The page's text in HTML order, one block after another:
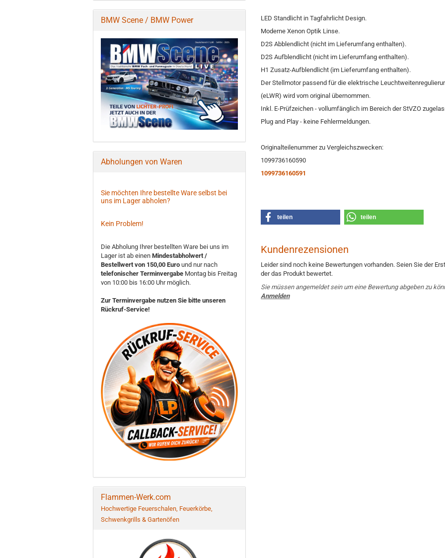
LED Standlicht in Tagfahrlicht Design.
Moderne Xenon Optik Linse.
D2S Abblendlicht (nicht im Lieferumfang enthalten).
D2S Aufblendlicht (nicht im Lieferumfang enthalten).
H1 Zusatz-Aufblendlicht (im Lieferumfang enthalten).
Der Stellmotor passend für die elektrische
(eLWR) wird vom original übernommen.
Inkl. E-Prüfzeichen - vollumfänglich im Bereich der StVZO
Plug and Play - keine Fehlermeldungen.
Originalteilenummer zu Vergleichszwecken:
1099736160590
1099736160591
teilen teilen
Kundenrezensionen
Leider sind noch keine Bewertungen vorhanden. Seien Sie der
der das Produkt bewertet.
Sie müssen angemeldet sein um eine Bewertung abgeben zu
Anmelden
BMW Scene / BMW Power
Abholungen von Waren
Sie möchten Ihre bestellte Ware selbst bei
uns im Lager abholen?
Kein Problem!
Die Abholung Ihrer bestellten Ware bei uns im
Lager ist ab einen Mindestabholwert /
Bestellwert von 150,00 Euro und nur nach
telefonischer Terminvergabe Montag bis Freitag
von 10:00 bis 16:00 Uhr möglich.
Zur Terminvergabe nutzen Sie bitte unseren
Rückruf-Service!
Flammen-Werk.com
Hochwertige Feuerschalen, Feuerkörbe,
Schwenkgrills & Gartenöfen